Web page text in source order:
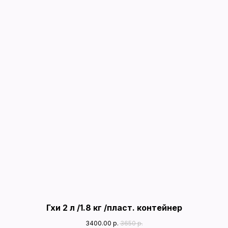
Гхи 2 л /1.8 кг /пласт. контейнер
3400.00 р. 3650 р.